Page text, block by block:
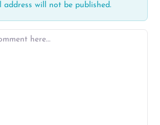
address will not be published.
here…